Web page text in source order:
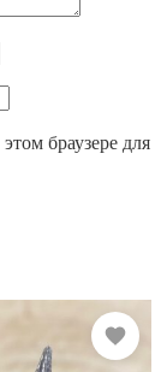
браузере для